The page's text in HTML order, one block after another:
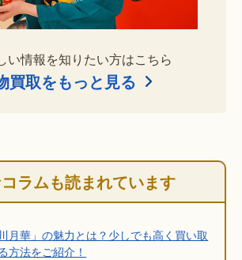
い情報を知りたい方はこちら
買取をもっと見る
ラムも読まれています
月華」の魅力とは？少しでも高く買い取
方法をご紹介！